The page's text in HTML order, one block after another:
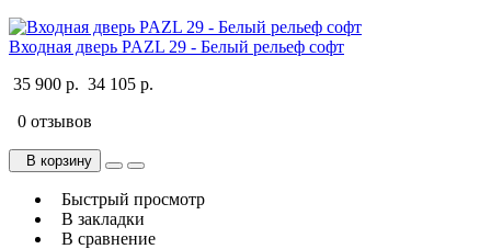
Входная дверь PAZL 29 - Белый рельеф софт
35 900 р. 34 105 р.
0 отзывов
В корзину
Быстрый просмотр
В закладки
В сравнение